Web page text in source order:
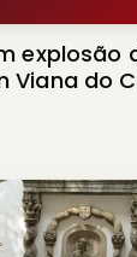
explosão
Viana do